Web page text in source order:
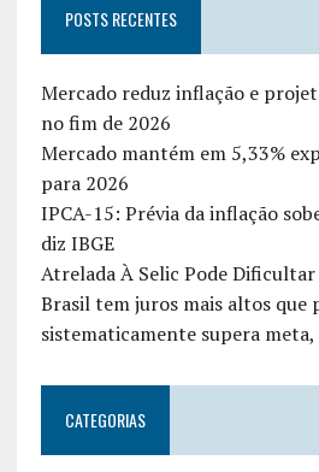
POSTS RECENTES
Mercado reduz inflação e
no fim de 2026
Mercado mantém em 5,33%
para 2026
IPCA-15: Prévia da inflação
diz IBGE
Atrelada À Selic Pode
Brasil tem juros mais altos que
sistematicamente supera
CATEGORIAS